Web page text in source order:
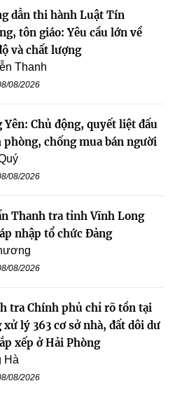
dẫn thi hành Luật Tín
tôn giáo: Yêu cầu lớn về
và chất lượng
Thanh
08/2026
Yên: Chủ động, quyết liệt đấu
phòng, chống mua bán người
08/2026
Thanh tra tỉnh Vĩnh Long
nhập tổ chức Đảng
08/2026
tra Chính phủ chỉ rõ tồn tại
lý 363 cơ sở nhà, đất dôi dư
xếp ở Hải Phòng
Hà
08/2026